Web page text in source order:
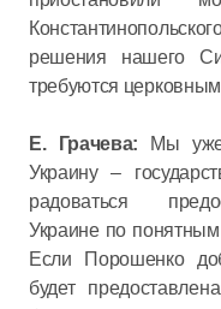
решения нашего
требуются
Е. Грачева: Мы
Украину –
радоваться
Украине по
Если Порошенко
будет